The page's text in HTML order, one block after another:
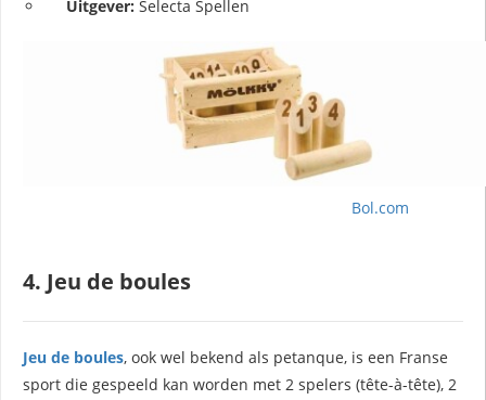
Uitgever:Selecta Spellen
Bol.com
4. Jeu de boules
Jeu de boules, ook wel bekend als petanque, is een Franse
sport die gespeeld kan worden met 2 spelers (tête-à-tête), 2